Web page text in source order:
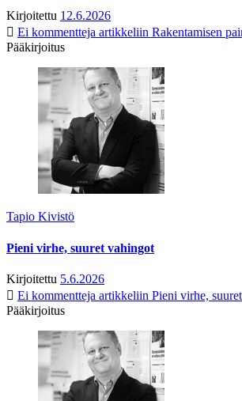
Kirjoitettu 12.6.2026
Ei kommentteja artikkeliin Rakentamisen
Pääkirjoitus
Tapio Kivistö
Pieni virhe, suuret vahingot
Kirjoitettu 5.6.2026
Ei kommentteja artikkeliin Pieni virhe,
Pääkirjoitus